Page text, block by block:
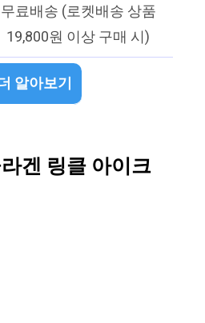
무료배송 (로켓배송 상품
19,800원 이상 구매 시)
알아보기
겐 링클 아이크